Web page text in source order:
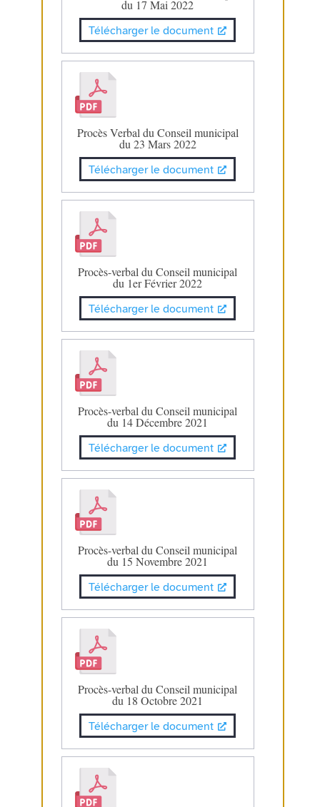
du 17 Mai 2022
Télécharger le document
Procès Verbal du Conseil municipal
du 23 Mars 2022
Télécharger le document
Procès-verbal du Conseil municipal
du 1er Février 2022
Télécharger le document
Procès-verbal du Conseil municipal
du 14 Décembre 2021
Télécharger le document
Procès-verbal du Conseil municipal
du 15 Novembre 2021
Télécharger le document
Procès-verbal du Conseil municipal
du 18 Octobre 2021
Télécharger le document